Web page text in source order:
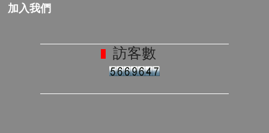
加入我們
訪客數